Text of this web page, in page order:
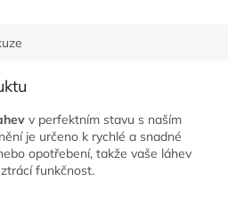
v perfektním stavu s naším
je určeno k rychlé a snadné
opotřebení, takže vaše láhev
funkčnost.